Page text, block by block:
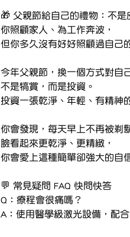
🎁 父親節給自己的禮物：不
你照顧家人、為工作奔波，
但你多久沒有好好照顧過自己
今年父親節，換一個方式對自
不是犒賞，而是投資。
投資一張乾淨、年輕、有精神
你會發現，每天早上不再被剃
臉看起來更乾淨、更精緻，
你會愛上這種簡單卻強大的自
💬 常見疑問 FAQ 快問快答
Q：療程會很痛嗎？
A：使用醫學級激光設備，配